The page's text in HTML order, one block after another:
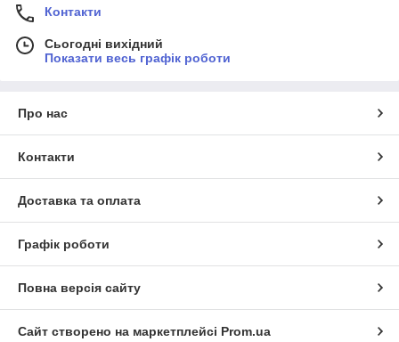
Контакти
Сьогодні вихідний
Показати весь графік роботи
Про нас
Контакти
Доставка та оплата
Графік роботи
Повна версія сайту
Сайт створено на маркетплейсі Prom.ua